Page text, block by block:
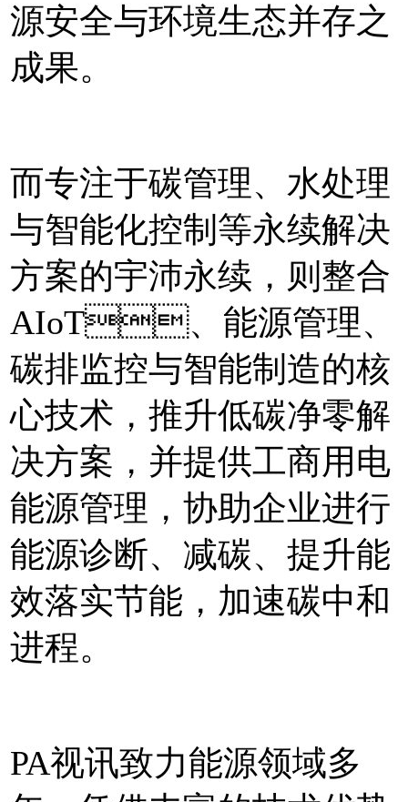
源安全与环境生态并存之
成果。
而专注于碳管理、水处理
与智能化控制等永续解决
方案的宇沛永续，则整合
AIoT、能源管理、
碳排监控与智能制造的核
心技术，推升低碳净零解
决方案，并提供工商用电
能源管理，协助企业进行
能源诊断、减碳、提升能
效落实节能，加速碳中和
进程。
PA视讯致力能源领域多